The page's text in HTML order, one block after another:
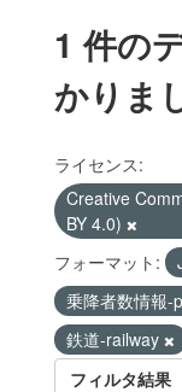
1 件の
かりま
ライセンス:
Creative
BY 4.0)
フォーマット:
乗降者数情報-
鉄道-railway
フィルタ結果